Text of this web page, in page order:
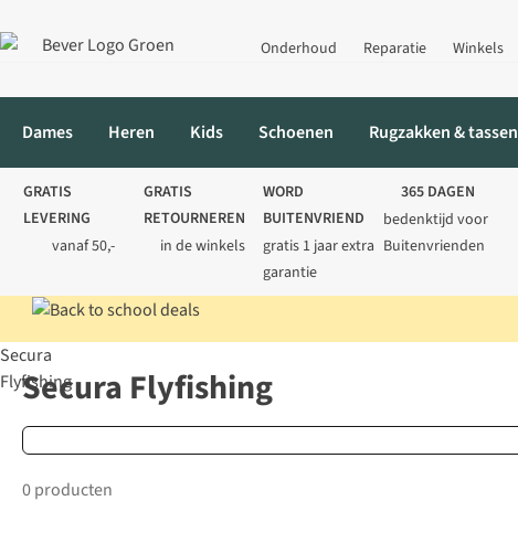
Onderhoud Reparatie Winkels
Dames Heren Kids Schoenen Rugzakken & tassen
GRATIS
LEVERING
vanaf 50,-
GRATIS
RETOURNEREN
in de winkels
WORD
BUITENVRIEND
gratis 1 jaar extra
garantie
365 DAGEN
bedenktijd voor
Buitenvrienden
Home
Secura
Flyfishing
Secura Flyfishing
0 producten